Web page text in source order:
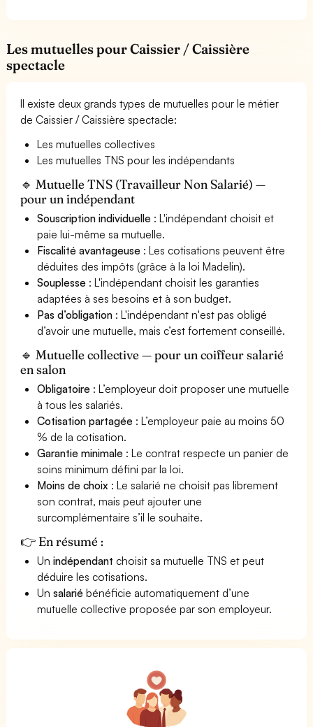
Les mutuelles pour Caissier / Caissière
spectacle
Il existe deux grands types de mutuelles pour le métier
de Caissier / Caissière spectacle:
Les mutuelles collectives
Les mutuelles TNS pour les indépendants
🔹 Mutuelle TNS (Travailleur Non Salarié) —
pour un indépendant
Souscription individuelle : L'indépendant choisit et
paie lui-même sa mutuelle.
Fiscalité avantageuse : Les cotisations peuvent être
déduites des impôts (grâce à la loi Madelin).
Souplesse : L'indépendant choisit les garanties
adaptées à ses besoins et à son budget.
Pas d’obligation : L'indépendant n'est pas obligé
d’avoir une mutuelle, mais c’est fortement conseillé.
🔹 Mutuelle collective — pour un coiffeur salarié
en salon
Obligatoire : L’employeur doit proposer une mutuelle
à tous les salariés.
Cotisation partagée : L’employeur paie au moins 50
% de la cotisation.
Garantie minimale : Le contrat respecte un panier de
soins minimum défini par la loi.
Moins de choix : Le salarié ne choisit pas librement
son contrat, mais peut ajouter une
surcomplémentaire s’il le souhaite.
👉 En résumé :
Unindépendant choisit sa mutuelle TNS et peut
déduire les cotisations.
Unsalarié bénéficie automatiquement d’une
mutuelle collective proposée par son employeur.